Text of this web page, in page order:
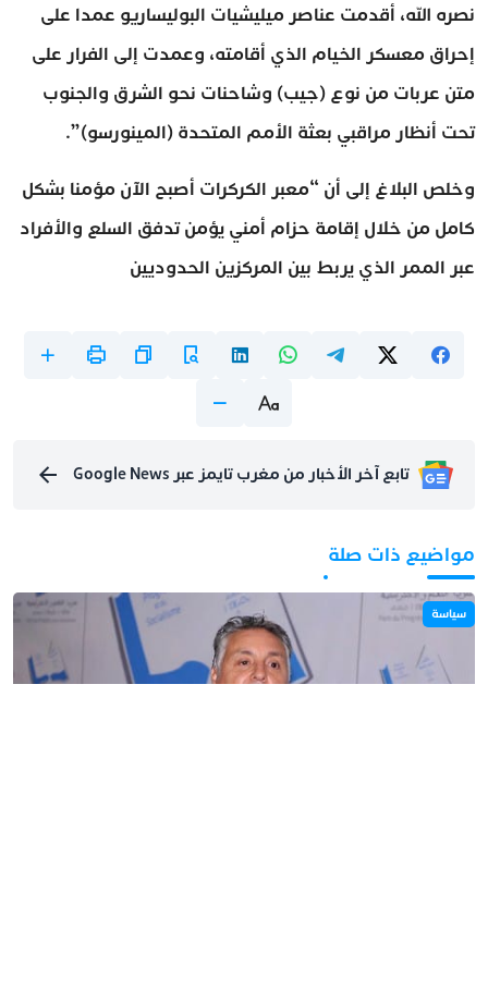
نصره الله، أقدمت عناصر ميليشيات البوليساريو عمدا على
إحراق معسكر الخيام الذي أقامته، وعمدت إلى الفرار على
متن عربات من نوع (جيب) وشاحنات نحو الشرق والجنوب
تحت أنظار مراقبي بعثة الأمم المتحدة (المينورسو)”.
وخلص البلاغ إلى أن “معبر الكركرات أصبح الآن مؤمنا بشكل
كامل من خلال إقامة حزام أمني يؤمن تدفق السلع والأفراد
عبر الممر الذي يربط بين المركزين الحدوديين
تابع آخر الأخبار من مغرب تايمز عبر Google News
مواضيع ذات صلة
سياسة